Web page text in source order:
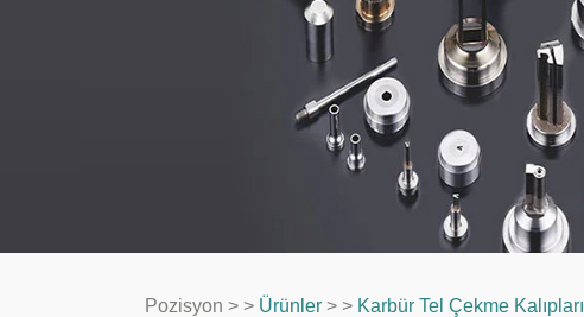
Pozisyon > > Ürünler > > Karbür Tel Çekme Kalıpları